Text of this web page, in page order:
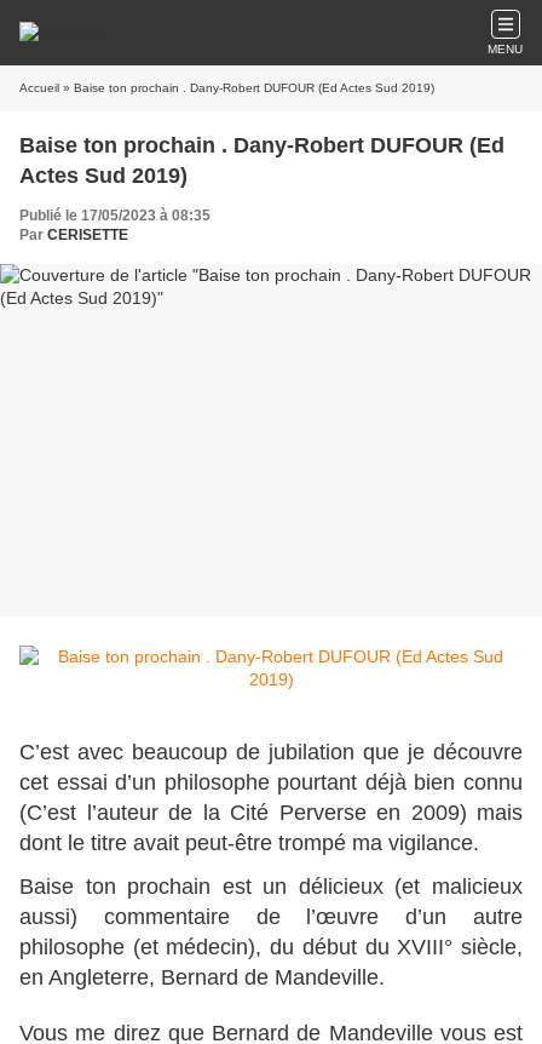
MENU
Accueil » Baise ton prochain . Dany-Robert DUFOUR (Ed Actes Sud 2019)
Baise ton prochain . Dany-Robert DUFOUR (Ed
Actes Sud 2019)
Publié le 17/05/2023 à 08:35
Par CERISETTE
C’est avec beaucoup de jubilation que je découvre
cet essai d’un philosophe pourtant déjà bien connu
(C’est l’auteur de la Cité Perverse en 2009) mais
dont le titre avait peut-être trompé ma vigilance.
Baise ton prochain est un délicieux (et malicieux
aussi) commentaire de l’œuvre d’un autre
philosophe (et médecin), du début du XVIII° siècle,
en Angleterre, Bernard de Mandeville.
Vous me direz que Bernard de Mandeville vous est